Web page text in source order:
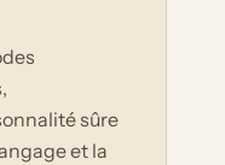
sûre
et la